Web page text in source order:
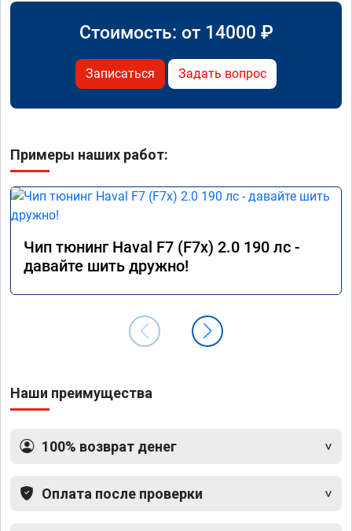
Стоимость: от 14000 ₽
Записаться Задать вопрос
Примеры наших работ:
Чип тюнинг Haval F7 (F7x) 2.0 190 лс -
давайте шить дружно!
Наши преимущества
100% возврат денег
Оплата после проверки